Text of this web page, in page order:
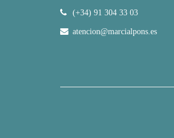
(+34) 91 304 33 03
atencion@marcialpons.es